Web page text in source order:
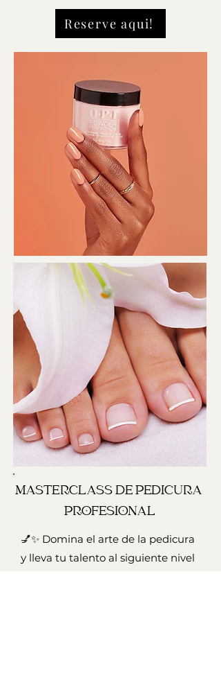
Reserve aqui!
MASTERCLASS DE PEDICURA
PROFESIONAL
💅✨ Domina el arte de la pedicura
y lleva tu talento al siguiente nivel